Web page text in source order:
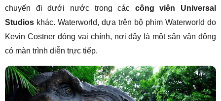
chuyến đi dưới nước trong các công viên Universal
Studios khác. Waterworld, dựa trên bộ phim Waterworld do
Kevin Costner đóng vai chính, nơi đây là một sân vận động
có màn trình diễn trực tiếp.